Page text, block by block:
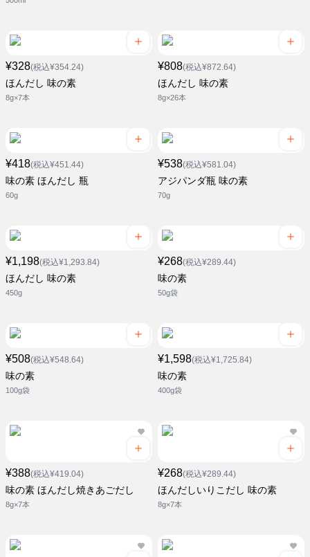
¥328(税込¥354.24)
ほんだし 味の素
8g×7本
¥808(税込¥872.64)
ほんだし 味の素
8g×26本
¥418(税込¥451.44)
味の素 ほんだし 瓶
60g
¥538(税込¥581.04)
アジパンダ瓶 味の素
70g
¥1,198(税込¥1,293.84)
ほんだし 味の素
450g
¥268(税込¥289.44)
味の素
50g袋
¥508(税込¥548.64)
味の素
100g袋
¥1,598(税込¥1,725.84)
味の素
400g袋
¥388(税込¥419.04)
味の素 ほんだし焼きあごだし
8g×7本
¥268(税込¥289.44)
ほんだしいりこだし 味の素
8g×7本